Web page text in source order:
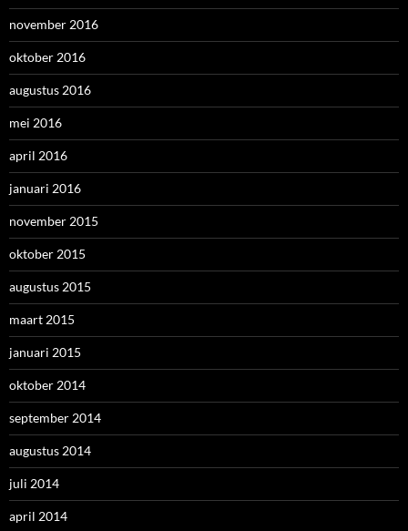
november 2016
oktober 2016
augustus 2016
mei 2016
april 2016
januari 2016
november 2015
oktober 2015
augustus 2015
maart 2015
januari 2015
oktober 2014
september 2014
augustus 2014
juli 2014
april 2014